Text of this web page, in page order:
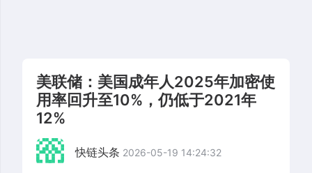
美联储：美国成年人2025年加密使
用率回升至10%，仍低于2021年
12%
快链头条 2026-05-19 14:24:32